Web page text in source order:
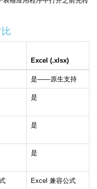
Excel (.xlsx)
是——原生支持
是
是
是
Excel 兼容公式